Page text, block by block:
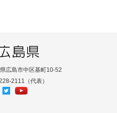
広島市中区基町10-52
2111（代表）